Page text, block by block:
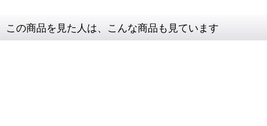
この商品を見た人は、こんな商品も見ています